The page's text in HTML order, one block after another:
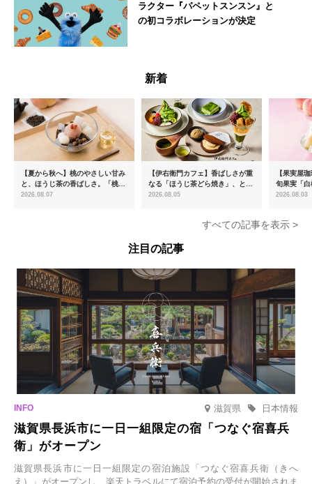
ラクター『パペットスンスン』と
の初コラボレーションが決定
新着
【夏から秋へ】桃のやさしい甘み
と、ほうじ茶の香ばしさ。「桃と
ほうじ茶のあんみつ」を8月中旬
2026.08.07
【伊右衛門カフェ】香ばしさが重
なる「ほうじ茶どら焼き」、とろ
ける「宇治抹茶ティラミス」が新
2026.08.05
【果実屋
旬果実「
限定販売
2026.08.03
すべての記事を表示 >
注目の記事
滋賀県 日本情報
滋賀県長浜市に一日一組限定の宿「つなぐ宿喜兵
衛」がオープン
滋賀県長浜市に一日一組限定の宿泊施設「つなぐ宿喜兵衛（きへ
え）」がオープンし、楽天トラベルにて宿泊予約の受付が開始されま